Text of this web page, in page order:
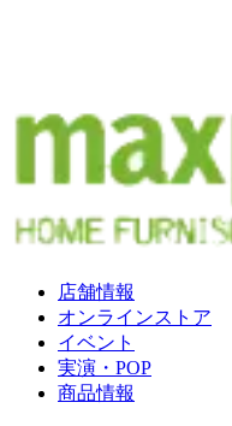
店舗情報
オンラインストア
イベント
実演・POP
商品情報